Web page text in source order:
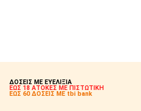
ΔΟΣΕΙΣ ΜΕ ΕΥΕΛΙΞΙΑ
ΕΩΣ 18 ΑΤΟΚΕΣ ΜΕ ΠΙΣΤΩΤΙΚΗ
ΕΩΣ 60 ΔΟΣΕΙΣ ΜΕ tbi bank